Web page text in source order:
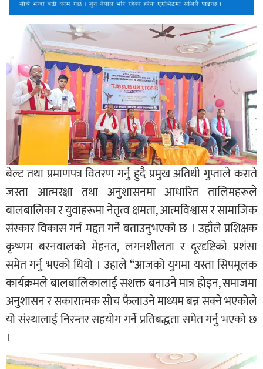
बेल्ट तथा प्रमाणपत्र वितरण गर्नु हुदै प्रमुख अतिथी गुप्ताले कराते
जस्ता आत्मरक्षा तथा अनुशासनमा आधारित तालिमहरूले
बालबालिका र युवाहरूमा नेतृत्व क्षमता, आत्मविश्वास र सामाजिक
संस्कार विकास गर्न मद्दत गर्ने बताउनुभएको छ । उहाँले प्रशिक्षक
कृष्णम बरनवालको मेहनत, लगनशीलता र दूरदृष्टिको प्रशंसा
समेत गर्नु भएको थियो । उहाले “आजको युगमा यस्ता सिपमूलक
कार्यक्रमले बालबालिकालाई सशक्त बनाउने मात्र होइन, समाजमा
अनुशासन र सकारात्मक सोच फैलाउने माध्यम बन्न सक्ने भएकोले
यो संस्थालाई निरन्तर सहयोग गर्ने प्रतिबद्धता समेत गर्नु भएको छ
।